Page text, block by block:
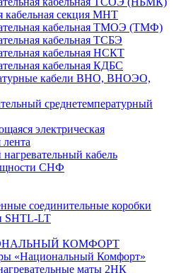
кабельная секция МНТ
кабельная ТМОЭ (ТМФ)
кабельная ТСБЭ
кабельная НСКТ
кабельная КДБС
кабели ВНО, ВНОЭО,
среднетемпературный
электрическая
лента
кабель
СНФ
соединительные коробки
SHTL-LT
КОМФОРТ
«Национальный Комфорт»
маты 2НК